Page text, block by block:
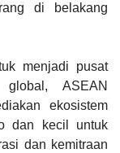
di belakang
menjadi pusat
ASEAN
ekosistem
dan kecil untuk
dan kemitraan